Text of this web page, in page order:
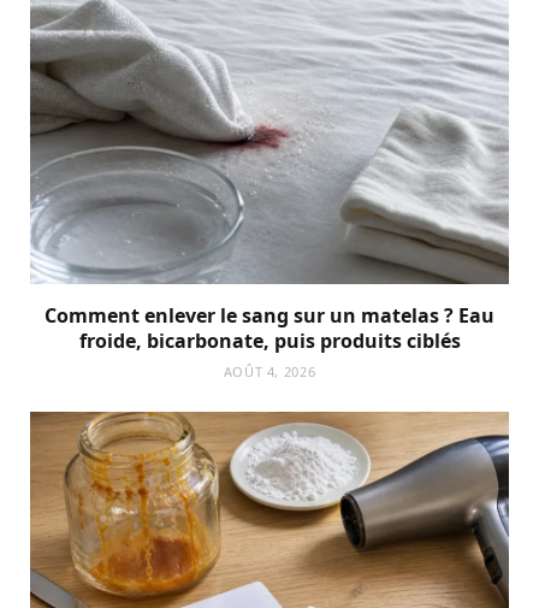
Comment enlever le sang sur un matelas ? Eau
froide, bicarbonate, puis produits ciblés
AOÛT 4, 2026